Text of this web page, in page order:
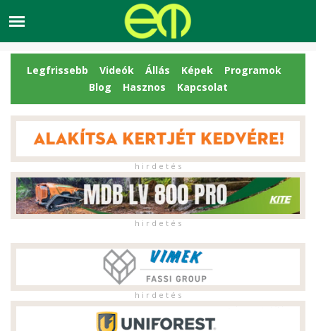
Legfrissebb Videók Állás Képek
Programok
Blog
Hasznos Kapcsolat
h i r d e t é s
h i r d e t é s
h i r d e t é s